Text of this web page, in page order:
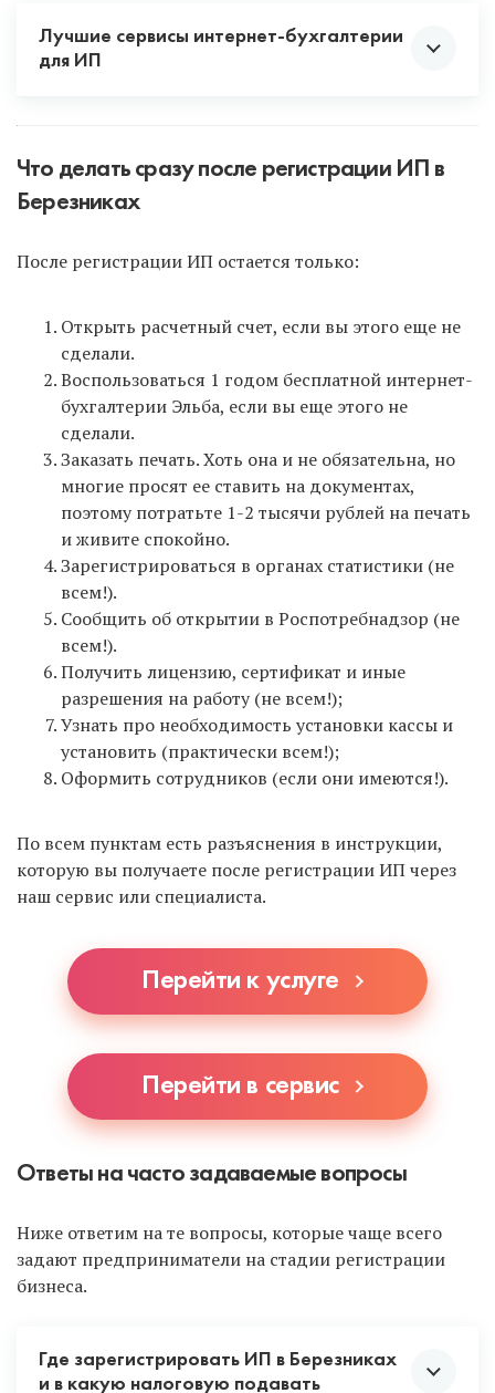
Лучшие сервисы интернет-бухгалтерии
для ИП
дарит 1 год бесплатного обслуживания на
регистрации ИП зарегистрируйтесь в Эльбе по
ЭТОЙ ССЫЛКЕ
В инструкции после формирования документов в
нашем сервисе вам на почту также придет ссылка
для регистрации в Эльбе.
Интернет-бухгалтерия «Мое дело»
отличный вариант. Сервис не дает 1 года
бесплатно, но по отзывам предпринимателей
имеет чуть больший функционал, и можно
полноценно работать даже на ОСНО. Мы тоже
являемся пользователями «Моего дела», поэтому
смело можем рекомендовать. Можете
зарегистрироваться поЭТОЙ ССЫЛКЕ
Что делать сразу после регистрации ИП в
Березниках
После регистрации ИП остается только:
Открыть расчетный счет, если вы этого еще не
сделали.
Воспользоваться 1 годом бесплатной интернет-
бухгалтерии Эльба, если вы еще этого не
сделали.
Заказать печать. Хоть она и не обязательна, но
многие просят ее ставить на документах,
поэтому потратьте 1-2 тысячи рублей на печать
и живите спокойно.
Зарегистрироваться в органах статистики (не
всем!).
Сообщить об открытии в Роспотребнадзор (не
всем!).
Получить лицензию, сертификат и иные
разрешения на работу (не всем!);
Узнать про необходимость установки кассы и
установить (практически всем!);
Оформить сотрудников (если они имеются!).
По всем пунктам есть разъяснения в инструкции,
которую вы получаете после регистрации ИП через
наш сервис или специалиста.
Перейти к услуге
Перейти в сервис
Ответы на часто задаваемые вопросы
Ниже ответим на те вопросы, которые чаще всего
задают предприниматели на стадии регистрации
бизнеса.
Где зарегистрировать ИП в Березниках
и в какую налоговую подавать